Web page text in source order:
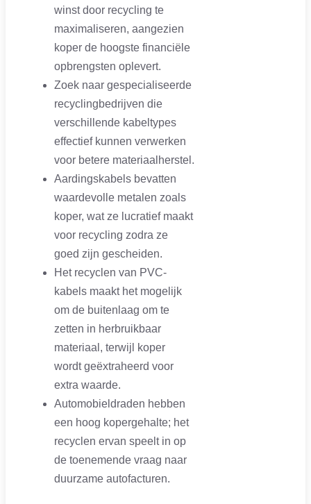
winst door recycling te
maximaliseren, aangezien
koper de hoogste financiële
opbrengsten oplevert.
Zoek naar gespecialiseerde
recyclingbedrijven die
verschillende kabeltypes
effectief kunnen verwerken
voor betere materiaalherstel.
Aardingskabels bevatten
waardevolle metalen zoals
koper, wat ze lucratief maakt
voor recycling zodra ze
goed zijn gescheiden.
Het recyclen van PVC-
kabels maakt het mogelijk
om de buitenlaag om te
zetten in herbruikbaar
materiaal, terwijl koper
wordt geëxtraheerd voor
extra waarde.
Automobieldraden hebben
een hoog kopergehalte; het
recyclen ervan speelt in op
de toenemende vraag naar
duurzame autofacturen.